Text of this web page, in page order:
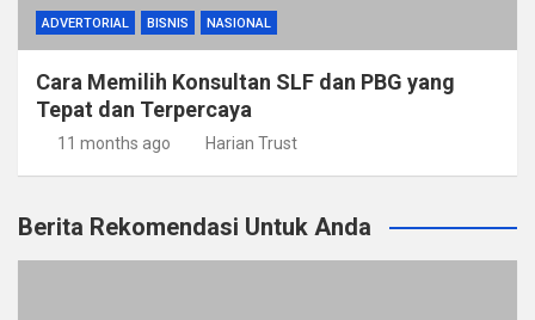
ADVERTORIAL BISNIS NASIONAL
Cara Memilih Konsultan SLF dan PBG yang
Tepat dan Terpercaya
11 months ago Harian Trust
Berita Rekomendasi Untuk Anda